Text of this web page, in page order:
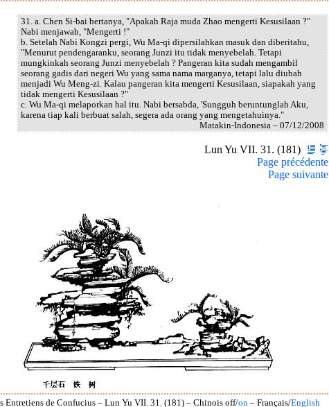
31. a. Chen Si-bai bertanya, "Apakah Raja muda Zhao mengerti Kesusilaan ?"
Nabi menjawab, "Mengerti !"
b. Setelah Nabi Kongzi pergi, Wu Ma-qi dipersilahkan masuk dan diberitahu,
"Menurut pendengaranku, seorang Junzi itu tidak menyebelah. Tetapi
mungkinkah seorang Junzi menyebelah ? Pangeran kita sudah mengambil
seorang gadis dari negeri Wu yang sama nama marganya, tetapi lalu diubah
menjadi Wu Meng-zi. Kalau pangeran kita mengerti Kesusilaan, siapakah yang
tidak mengerti Kesusilaan ?"
c. Wu Ma-qi melaporkan hal itu. Nabi bersabda, 'Sungguh beruntunglah Aku,
karena tiap kali berbuat salah, segera ada orang yang mengetahuinya."
Matakin-Indonesia – 07/12/2008
Lun Yu VII. 31. (181)
Page précédente
Page suivante
Entretiens de Confucius – Lun Yu VII. 31. (181) – Chinois off/on – Français/English